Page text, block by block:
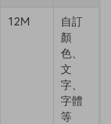
12M
自訂
顏
色、
文
字、
字體
等